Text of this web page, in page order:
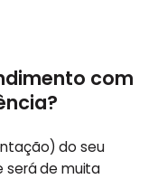
com
do seu
será de muita